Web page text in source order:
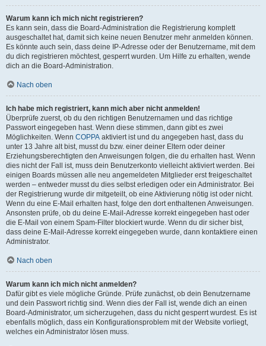
Warum kann ich mich nicht registrieren?
Es kann sein, dass die Board-Administration die Registrierung komplett
ausgeschaltet hat, damit sich keine neuen Benutzer mehr anmelden können.
Es könnte auch sein, dass deine IP-Adresse oder der Benutzername, mit dem
du dich registrieren möchtest, gesperrt wurden. Um Hilfe zu erhalten, wende
dich an die Board-Administration.
Nach oben
Ich habe mich registriert, kann mich aber nicht anmelden!
Überprüfe zuerst, ob du den richtigen Benutzernamen und das richtige
Passwort eingegeben hast. Wenn diese stimmen, dann gibt es zwei
Möglichkeiten. Wenn COPPA aktiviert ist und du angegeben hast, dass du
unter 13 Jahre alt bist, musst du bzw. einer deiner Eltern oder deiner
Erziehungsberechtigten den Anweisungen folgen, die du erhalten hast. Wenn
dies nicht der Fall ist, muss dein Benutzerkonto vielleicht aktiviert werden. Bei
einigen Boards müssen alle neu angemeldeten Mitglieder erst freigeschaltet
werden – entweder musst du dies selbst erledigen oder ein Administrator. Bei
der Registrierung wurde dir mitgeteilt, ob eine Aktivierung nötig ist oder nicht.
Wenn du eine E-Mail erhalten hast, folge den dort enthaltenen Anweisungen.
Ansonsten prüfe, ob du deine E-Mail-Adresse korrekt eingegeben hast oder
die E-Mail von einem Spam-Filter blockiert wurde. Wenn du dir sicher bist,
dass deine E-Mail-Adresse korrekt eingegeben wurde, dann kontaktiere einen
Administrator.
Nach oben
Warum kann ich mich nicht anmelden?
Dafür gibt es viele mögliche Gründe. Prüfe zunächst, ob dein Benutzername
und dein Passwort richtig sind. Wenn dies der Fall ist, wende dich an einen
Board-Administrator, um sicherzugehen, dass du nicht gesperrt wurdest. Es ist
ebenfalls möglich, dass ein Konfigurationsproblem mit der Website vorliegt,
welches ein Administrator lösen muss.